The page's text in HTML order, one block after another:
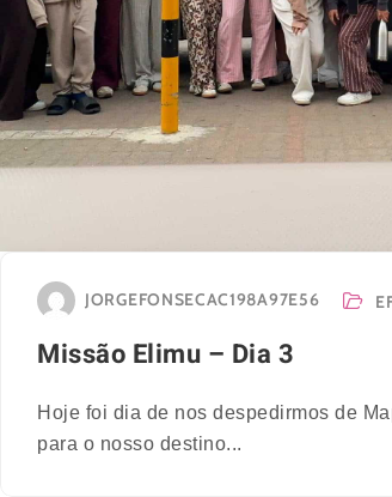
JORGEFONSECAC198A97E56
Missão Elimu – Dia 3
Hoje foi dia de nos despedirmos de
para o nosso destino...